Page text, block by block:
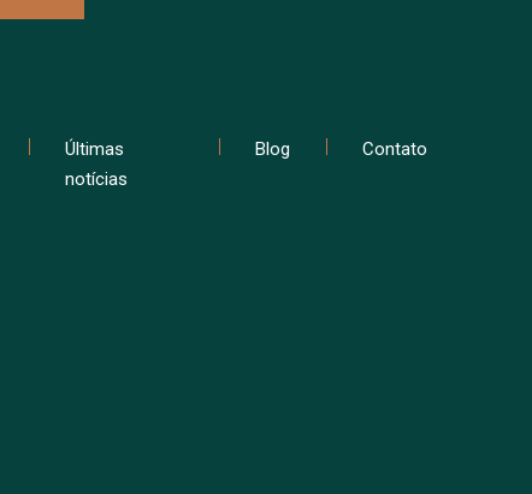
Últimas
notícias
Blog Contato